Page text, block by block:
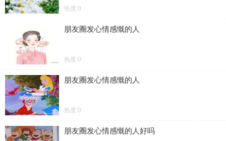
热度:0
朋友圈发心情感慨的人
热度:0
朋友圈发心情感慨的人
热度:0
朋友圈发心情感慨的人好吗